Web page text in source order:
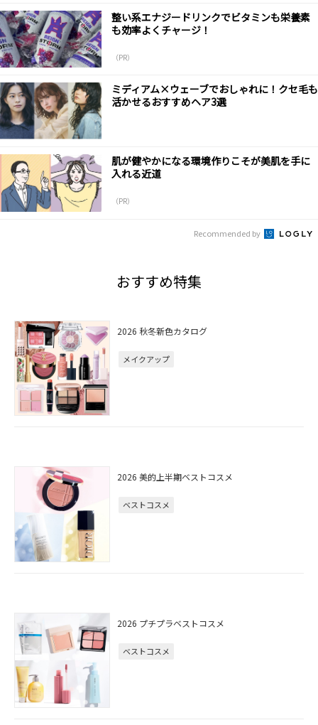
整い系エナジードリンクでビタミンも栄養素
も効率よくチャージ！
（PR）
ミディアム×ウェーブでおしゃれに！クセ毛も
活かせるおすすめヘア3選
肌が健やかになる環境作りこそが美肌を手に
入れる近道
（PR）
Recommended by
おすすめ特集
2026 秋冬新色カタログ
メイクアップ
2026 美的上半期ベストコスメ
ベストコスメ
2026 プチプラベストコスメ
ベストコスメ